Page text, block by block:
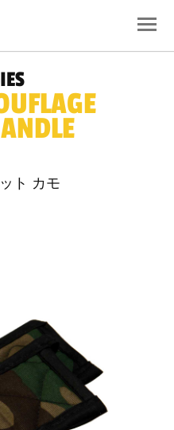
ト カモ